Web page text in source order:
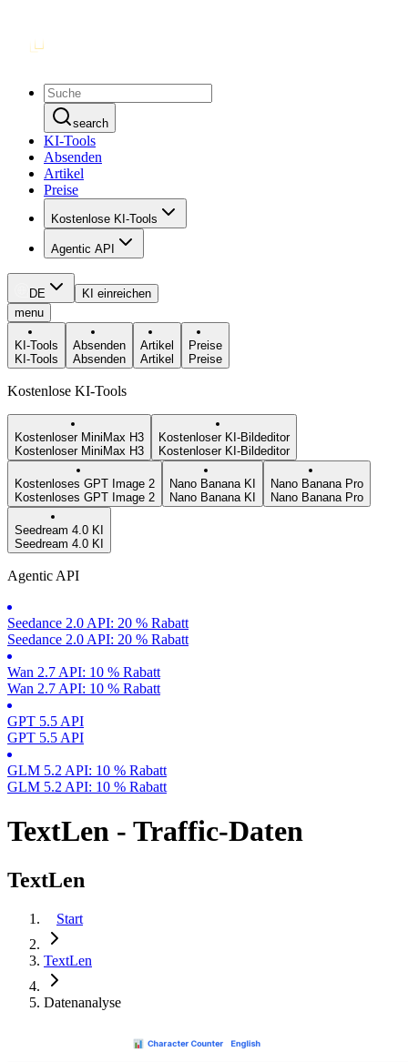
search
KI-Tools
Absenden
Artikel
Preise
Kostenlose KI-Tools
Agentic API
DE
KI einreichen
menu
KI-Tools
KI-Tools
Absenden
Absenden
Artikel
Artikel
Preise
Preise
Kostenlose KI-Tools
Kostenloser MiniMax H3
Kostenloser MiniMax H3
Kostenloser KI-Bildeditor
Kostenloser KI-Bildeditor
Kostenloses GPT Image 2
Kostenloses GPT Image 2
Nano Banana KI
Nano Banana KI
Nano Banana Pro
Nano Banana Pro
Seedream 4.0 KI
Seedream 4.0 KI
Agentic API
Seedance 2.0 API: 20 % Rabatt
Seedance 2.0 API: 20 % Rabatt
Wan 2.7 API: 10 % Rabatt
Wan 2.7 API: 10 % Rabatt
GPT 5.5 API
GPT 5.5 API
GLM 5.2 API: 10 % Rabatt
GLM 5.2 API: 10 % Rabatt
TextLen - Traffic-Daten
TextLen
Start
TextLen
Datenanalyse